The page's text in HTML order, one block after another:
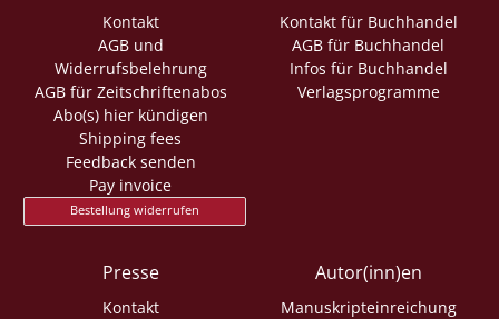
Kontakt
AGB und
Widerrufsbelehrung
AGB für Zeitschriftenabos
Abo(s) hier kündigen
Shipping fees
Feedback senden
Pay invoice
Bestellung widerrufen
Kontakt für Buchhandel
AGB für Buchhandel
Infos für Buchhandel
Verlagsprogramme
Presse
Kontakt
Autor(inn)en
Manuskripteinreichung